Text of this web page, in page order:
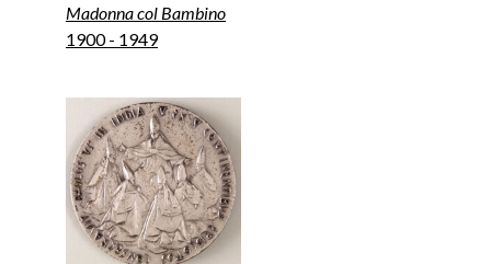
Madonna col Bambino
1900 - 1949